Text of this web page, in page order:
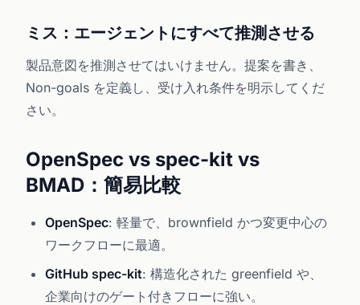
ミス：エージェントにすべて推測させる
製品意図を推測させてはいけません。提案を書き、
Non-goals を定義し、受け入れ条件を明示してくだ
さい。
OpenSpec vs spec-kit vs
BMAD：簡易比較
OpenSpec: 軽量で、brownfield かつ変更中心の
ワークフローに最適。
GitHub spec-kit: 構造化された greenfield や、
企業向けのゲート付きフローに強い。